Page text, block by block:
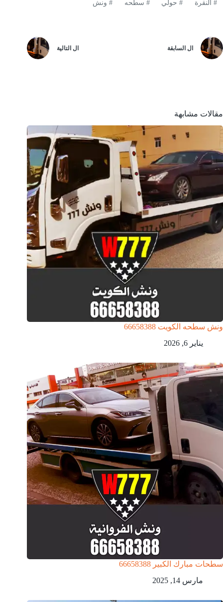
#النقرة #حولي # سطحه # ونش
ال السابقة ال التالية
مقالات مشابهة
ونش سطحه الكويت 66658388
يناير 6, 2026
سطحات مبارك الكبير 66658388
مارس 14, 2025